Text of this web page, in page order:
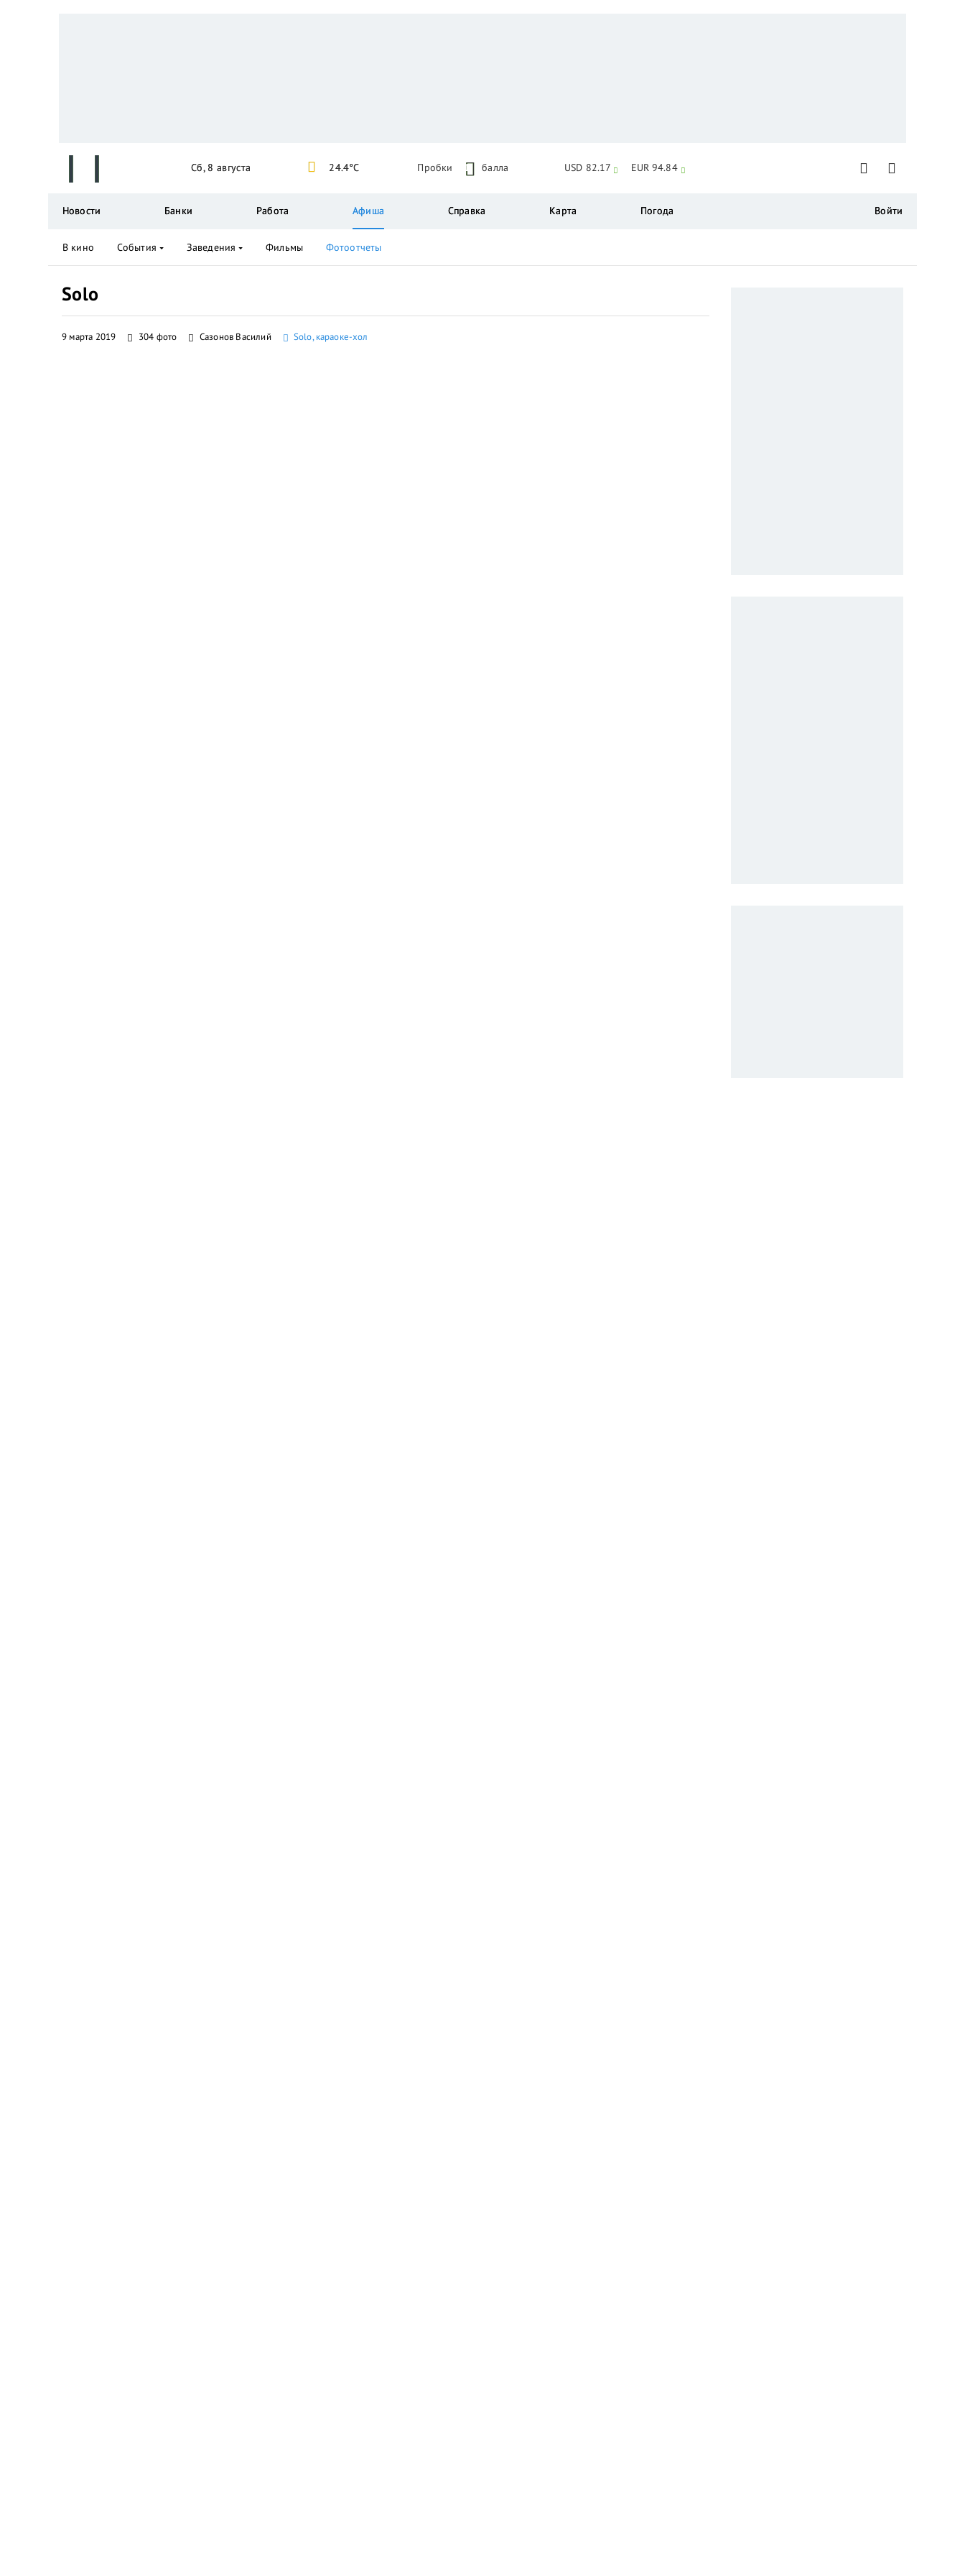
Solo
9 марта 2019 304 фото Сазонов Василий Solo, караоке-хол
Сб, 8 августа 24.4°C Пробки 1 балла USD 82.17 EUR 94.84
Новости Банки Работа Афиша Справка Карта Погода Войти
В кино События Заведения Фильмы Фотоотчеты